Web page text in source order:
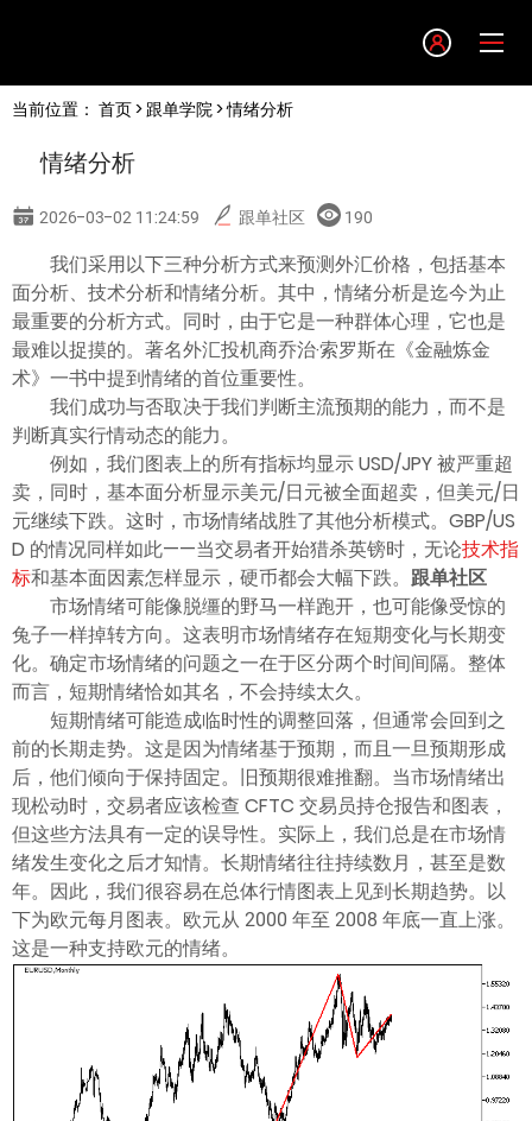
English
繁體中文
한글
日本語
Tiếng việt
ไทย
当前位置： 首页> 跟单学院> 情绪分析
情绪分析
2026-03-02 11:24:59 跟单社区 190
我们采用以下三种分析方式来预测外汇价格，包括基本
面分析、技术分析和情绪分析。其中，情绪分析是迄今为止
最重要的分析方式。同时，由于它是一种群体心理，它也是
最难以捉摸的。著名外汇投机商乔治·索罗斯在《金融炼金
术》一书中提到情绪的首位重要性。
我们成功与否取决于我们判断主流预期的能力，而不是
判断真实行情动态的能力。
例如，我们图表上的所有指标均显示 USD/JPY 被严重超
卖，同时，基本面分析显示美元/日元被全面超卖，但美元/日
元继续下跌。这时，市场情绪战胜了其他分析模式。GBP/US
D 的情况同样如此——当交易者开始猎杀英镑时，无论技术指
标和基本面因素怎样显示，硬币都会大幅下跌。 跟单社区
市场情绪可能像脱缰的野马一样跑开，也可能像受惊的
兔子一样掉转方向。这表明市场情绪存在短期变化与长期变
化。确定市场情绪的问题之一在于区分两个时间间隔。整体
而言，短期情绪恰如其名，不会持续太久。
短期情绪可能造成临时性的调整回落，但通常会回到之
前的长期走势。这是因为情绪基于预期，而且一旦预期形成
后，他们倾向于保持固定。旧预期很难推翻。当市场情绪出
现松动时，交易者应该检查 CFTC 交易员持仓报告和图表，
但这些方法具有一定的误导性。实际上，我们总是在市场情
绪发生变化之后才知情。长期情绪往往持续数月，甚至是数
年。因此，我们很容易在总体行情图表上见到长期趋势。以
下为欧元每月图表。欧元从 2000 年至 2008 年底一直上涨。
这是一种支持欧元的情绪。